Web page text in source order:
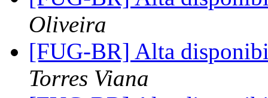
Oliveira
[FUG-BR] Alta
Torres Viana